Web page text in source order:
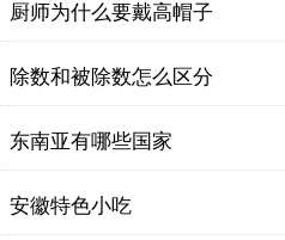
厨师为什么要戴高帽子
除数和被除数怎么区分
东南亚有哪些国家
安徽特色小吃